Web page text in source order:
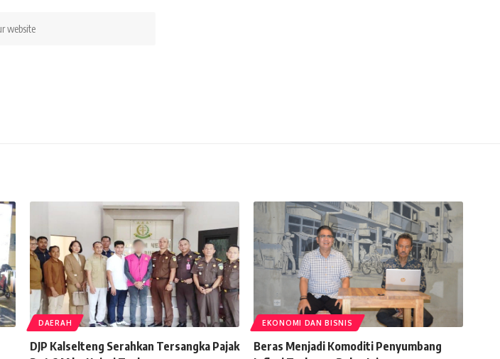
DAERAH
DJP Kalselteng Serahkan Tersangka Pajak
EKONOMI DAN BISNIS
Beras Menjadi Komoditi Penyumbang